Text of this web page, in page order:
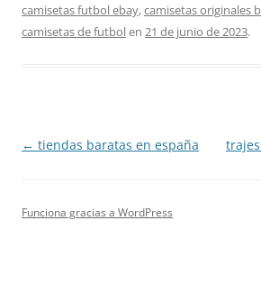
camisetas futbol ebay,camisetas originales
camisetas de futbolen 21 de junio de 2023.
Navegación
← tiendas baratas en españa
Funciona gracias a WordPress